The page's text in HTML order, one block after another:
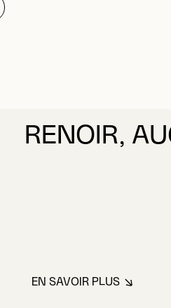
RENOIR,
EN SAVOIR PLUS
À PROPOS DE